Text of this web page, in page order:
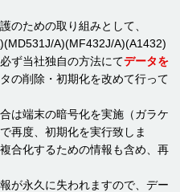
のための取り組みとして、
A)(MF432J/A)(A1432)
ず当社独自の方法にてデータを
の削除・初期化を改めて行って
は端末の暗号化を実施（ガラケ
再度、初期化を実行致しま
合化するための情報も含め、再
が永久に失われますので、デー